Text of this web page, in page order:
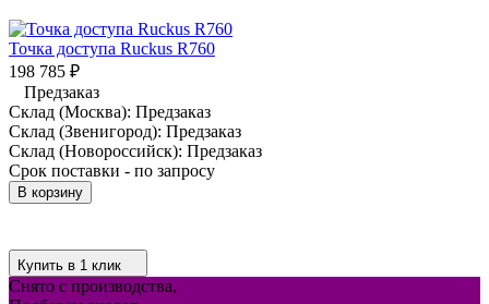
Точка доступа Ruckus R760
198 785 ₽
Предзаказ
Склад (Москва): Предзаказ
Склад (Звенигород): Предзаказ
Склад (Новороссийск): Предзаказ
Срок поставки - по запросу
В корзину
Купить в 1 клик
Снято с производства,